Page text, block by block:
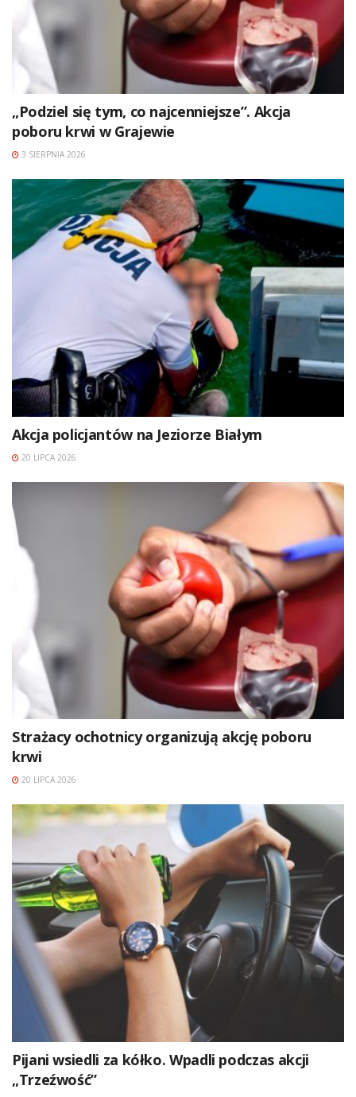
„Podziel się tym, co najcenniejsze”. Akcja
poboru krwi w Grajewie
3 SIERPNIA 2026
Akcja policjantów na Jeziorze Białym
20 LIPCA 2026
Strażacy ochotnicy organizują akcję poboru
krwi
20 LIPCA 2026
Pijani wsiedli za kółko. Wpadli podczas akcji
„Trzeźwość”